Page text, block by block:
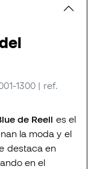
1300 | ref.
de Reell es el
la moda y el
destaca en
en el